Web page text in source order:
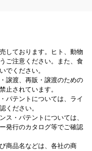
しております。ヒト、動物
ご注意ください。また、食
でください。
譲渡、再販・譲渡のための
止されています。
パテントについては、ライ
ください。
ス・パテントについては、
発行のカタログ等でご確認
商品名などは、各社の商